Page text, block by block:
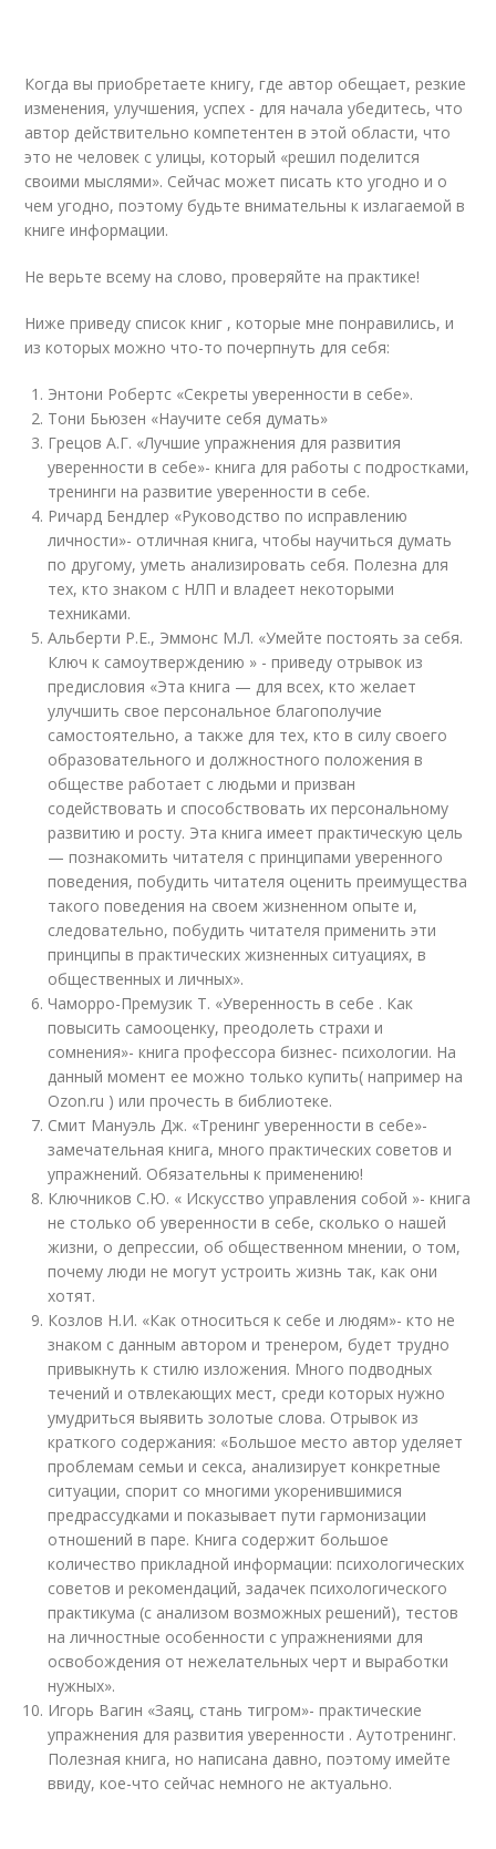
Когда вы приобретаете книгу, где автор обещает, резкие
изменения, улучшения, успех - для начала убедитесь, что
автор действительно компетентен в этой области, что
это не человек с улицы, который «решил поделится
своими мыслями». Сейчас может писать кто угодно и о
чем угодно, поэтому будьте внимательны к излагаемой в
книге информации.
Не верьте всему на слово, проверяйте на практике!
Ниже приведу список книг , которые мне понравились, и
из которых можно что-то почерпнуть для себя:
Энтони Робертс «Секреты уверенности в себе».
Тони Бьюзен «Научите себя думать»
Грецов А.Г. «Лучшие упражнения для развития
уверенности в себе»- книга для работы с подростками,
тренинги на развитие уверенности в себе.
Ричард Бендлер «Руководство по исправлению
личности»- отличная книга, чтобы научиться думать
по другому, уметь анализировать себя. Полезна для
тех, кто знаком с НЛП и владеет некоторыми
техниками.
Альберти Р.Е., Эммонс М.Л. «Умейте постоять за себя.
Ключ к самоутверждению » - приведу отрывок из
предисловия «Эта книга — для всех, кто желает
улучшить свое персональное благополучие
самостоятельно, а также для тех, кто в силу своего
образовательного и должностного положения в
обществе работает с людьми и призван
содействовать и способствовать их персональному
развитию и росту. Эта книга имеет практическую цель
— познакомить читателя с принципами уверенного
поведения, побудить читателя оценить преимущества
такого поведения на своем жизненном опыте и,
следовательно, побудить читателя применить эти
принципы в практических жизненных ситуациях, в
общественных и личных».
Чаморро-Премузик Т. «Уверенность в себе . Как
повысить самооценку, преодолеть страхи и
сомнения»- книга профессора бизнес- психологии. На
данный момент ее можно только купить( например на
Ozon.ru ) или прочесть в библиотеке.
Смит Мануэль Дж. «Тренинг уверенности в себе»-
замечательная книга, много практических советов и
упражнений. Обязательны к применению!
Ключников С.Ю. « Искусство управления собой »- книга
не столько об уверенности в себе, сколько о нашей
жизни, о депрессии, об общественном мнении, о том,
почему люди не могут устроить жизнь так, как они
хотят.
Козлов Н.И. «Как относиться к себе и людям»- кто не
знаком с данным автором и тренером, будет трудно
привыкнуть к стилю изложения. Много подводных
течений и отвлекающих мест, среди которых нужно
умудриться выявить золотые слова. Отрывок из
краткого содержания: «Большое место автор уделяет
проблемам семьи и секса, анализирует конкретные
ситуации, спорит со многими укоренившимися
предрассудками и показывает пути гармонизации
отношений в паре. Книга содержит большое
количество прикладной информации: психологических
советов и рекомендаций, задачек психологического
практикума (с анализом возможных решений), тестов
на личностные особенности с упражнениями для
освобождения от нежелательных черт и выработки
нужных».
Игорь Вагин «Заяц, стань тигром»- практические
упражнения для развития уверенности . Аутотренинг.
Полезная книга, но написана давно, поэтому имейте
ввиду, кое-что сейчас немного не актуально.